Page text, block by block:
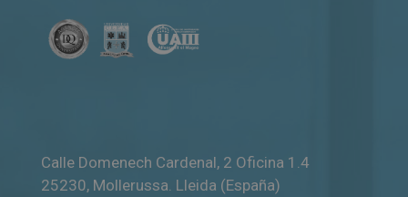
Calle Domenech Cardenal, 2 Oficina 1.4
25230, Mollerussa. Lleida (España)